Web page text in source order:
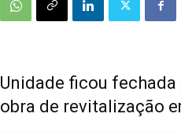
Unidade ficou
obra de revitalização